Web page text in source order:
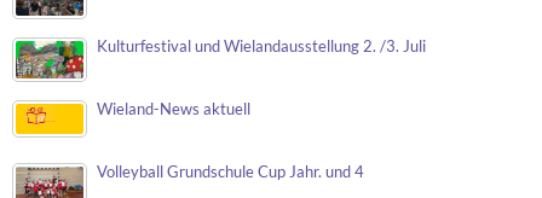
Kulturfestival und Wielandausstellung 2. /3. Juli
Wieland-News aktuell
Volleyball Grundschule Cup Jahr. und 4